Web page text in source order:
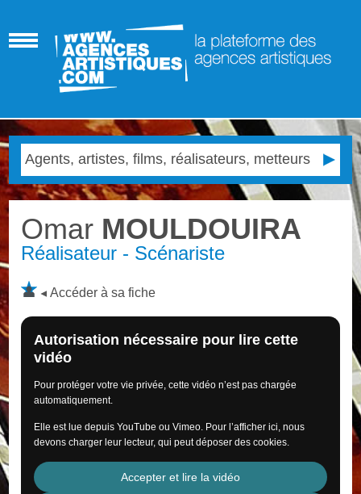
Omar MOULDOUIRA
Réalisateur - Scénariste
Accéder à sa fiche
Autorisation nécessaire pour lire cette
vidéo
Pour protéger votre vie privée, cette vidéo n’est pas chargée
automatiquement.
Elle est lue depuis YouTube ou Vimeo. Pour l’afficher ici, nous
devons charger leur lecteur, qui peut déposer des cookies.
Accepter et lire la vidéo